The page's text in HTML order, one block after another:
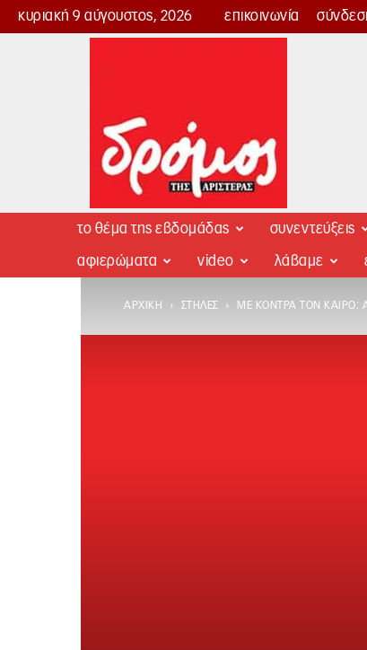
κυριακή 9 αύγουστος, 2026 επικοινωνία
Δρόμος
το θέμα της εβδομάδας συνεντεύξεις
αφιερώματα video λάβαμε
ΑΡΧΙΚΉ ΣΤΉΛΕΣ ΜΕ ΚΌΝΤΡΑ ΤΟΝ ΚΑΙΡΌ: